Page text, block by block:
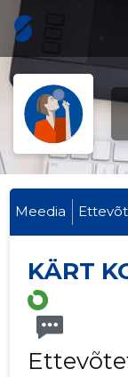
Meedia
KÄRT